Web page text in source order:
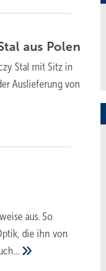
aus Polen
Stal mit Sitz in
Auslieferung von
aus. So
die ihn von